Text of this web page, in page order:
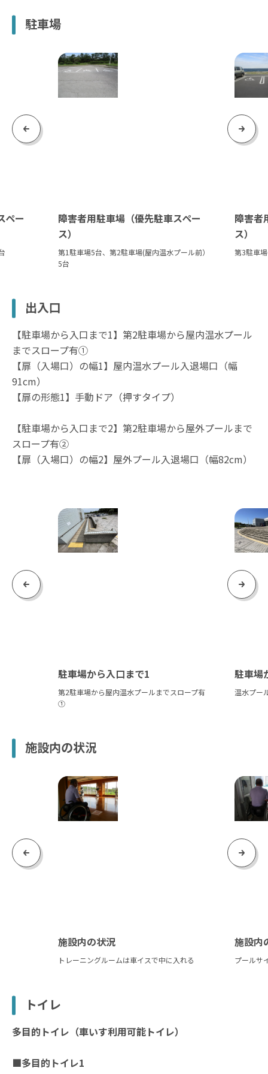
駐車場
Previous
ペー
障害者用駐車場（優先駐車スペー
ス）
第1駐車場5台、第2駐車場(屋内温水プール前）
5台
障害者
ス）
第3駐車
Next
出入口
【駐車場から入口まで1】第2駐車場から屋内温水プール
までスロープ有①
【扉（入場口）の幅1】屋内温水プール入退場口（幅
91cm）
【扉の形態1】手動ドア（押すタイプ）
【駐車場から入口まで2】第2駐車場から屋外プールまで
スロープ有②
【扉（入場口）の幅2】屋外プール入退場口（幅82cm）
Previous
駐車場から入口まで1
第2駐車場から屋内温水プールまでスロープ有
①
駐車場
温水プー
Next
施設内の状況
Previous
施設内の状況
トレーニングルームは車イスで中に入れる
施設内
プールサ
Next
トイレ
多目的トイレ（車いす利用可能トイレ）
■多目的トイレ1